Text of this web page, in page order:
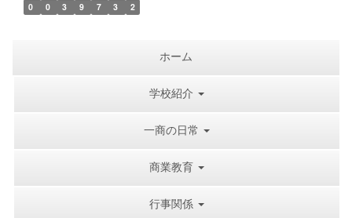
0 0 3 9 7 3 2
ホーム
学校紹介
一商の日常
商業教育
行事関係